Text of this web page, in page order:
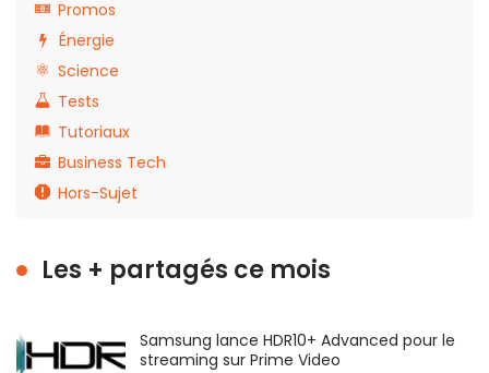
Promos
Énergie
Science
Tests
Tutoriaux
Business Tech
Hors-Sujet
Les + partagés ce mois
Samsung lance HDR10+ Advanced pour le
streaming sur Prime Video